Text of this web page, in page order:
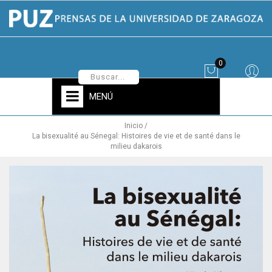
0
MENÚ
Inicio
La bisexualité au Sénegal: Histoires de vie et de santé dans le
milieu dakarois